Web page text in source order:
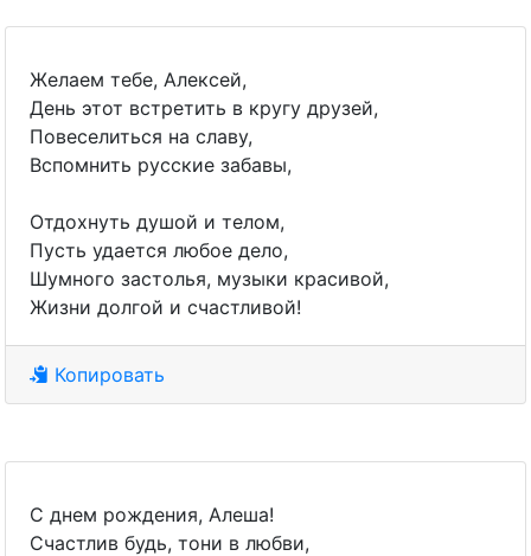
Желаем тебе, Алексей,
День этот встретить в кругу друзей,
Повеселиться на славу,
Вспомнить русские забавы,
Отдохнуть душой и телом,
Пусть удается любое дело,
Шумного застолья, музыки красивой,
Жизни долгой и счастливой!
Копировать
С днем рождения, Алеша!
Счастлив будь, тони в любви,